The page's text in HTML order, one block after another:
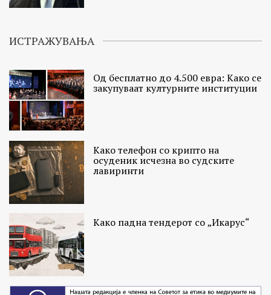
ИСТРАЖУВАЊА
Од бесплатно до 4.500 евра: Како се
закупуваат културните институции
Како телефон со крипто на
осуденик исчезна во судските
лавиринти
Како падна тендерот со „Икарус“